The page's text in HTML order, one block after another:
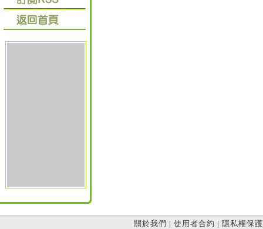
關於我們 | 使用者合約 | 隱私權保護